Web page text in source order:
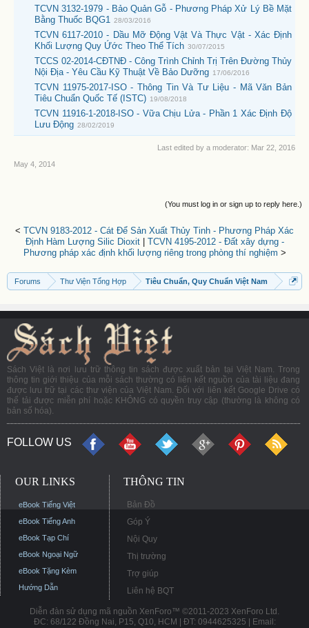
TCVN 3132-1979 - Bảo Quản Gỗ - Phương Pháp Xử Lý Bề Mặt
Bằng Thuốc BQG1 28/03/2016
TCVN 6117-2010 - Dầu Mỡ Động Vật Và Thực Vật - Xác Định
Khối Lượng Quy Ứớc Theo Thể Tích 30/07/2015
TCCS 02-2014-CĐTNĐ - Công Trình Chỉnh Trị Trên Đường Thủy
Nội Địa - Yêu Cầu Kỹ Thuật Về Bảo Dưỡng 17/06/2016
TCVN 11975-2017-ISO - Thông Tin Và Tư Liệu - Mã Văn Bản
Tiêu Chuẩn Quốc Tế (ISTC) 19/08/2018
TCVN 11916-1-2018-ISO - Vữa Chịu Lửa - Phần 1 Xác Định Độ
Lưu Động 28/02/2019
Last edited by a moderator: Mar 22, 2016
May 4, 2014
(You must log in or sign up to reply here.)
< TCVN 9183-2012 - Cát Để Sản Xuất Thủy Tinh - Phương Pháp Xác
Định Hàm Lượng Silic Dioxit| TCVN 4195-2012 - Đất xây dựng -
Phương pháp xác định khối lượng riêng trong phòng thí nghiệm >
Forums Thư Viện Tổng Hợp Tiêu Chuẩn, Quy Chuẩn Việt Nam
Sách Việt là nơi lưu trữ thông tin sách được xuất bản tại Việt Nam. Trong
thông tin giới thiệu của mỗi sách thường có liên kết nguồn của tài liệu đang
được lưu trữ tại các thư viện của Việt Nam. Đối với liên kết Google Drive có
thể tải được miễn phí hoặc KHÔNG có quyền truy cập (thường là không có
bản số hóa).
FOLLOW US
OUR LINKS
eBook Tiếng Việt
eBook Tiếng Anh
eBook Tạp Chí
eBook Ngoại Ngữ
eBook Tặng Kèm
Hướng Dẫn
THÔNG TIN
Bản Đồ
Góp Ý
Nội Quy
Thị trường
Trợ giúp
Liên hệ BQT
Diễn đàn sử dụng mã nguồn XenForo™ ©2011-2023 XenForo Ltd.
ĐC: 68/122 Đồng Nai, P15, Q10, HCM | ĐT: 0944625325 | Email: